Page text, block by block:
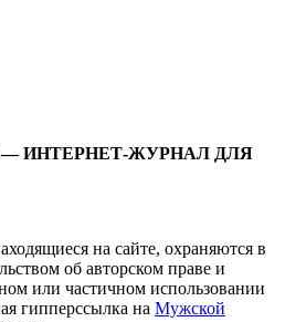
— ИНТЕРНЕТ-ЖУРНАЛ ДЛЯ
на сайте, охраняются в
об авторском праве и
или частичном использовании
гипперссылка на Мужской